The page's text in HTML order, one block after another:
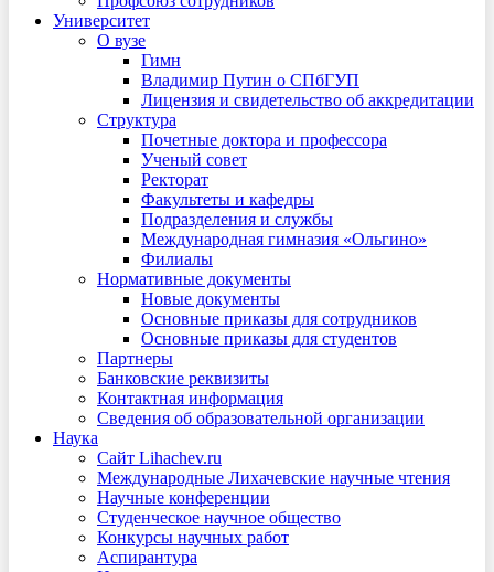
Университет
О вузе
Гимн
Владимир Путин о СПбГУП
Лицензия и свидетельство об аккредитации
Структура
Почетные доктора и профессора
Ученый совет
Ректорат
Факультеты и кафедры
Подразделения и службы
Международная гимназия «Ольгино»
Филиалы
Нормативные документы
Новые документы
Основные приказы для сотрудников
Основные приказы для студентов
Партнеры
Банковские реквизиты
Контактная информация
Сведения об образовательной организации
Наука
Сайт Lihachev.ru
Международные Лихачевские научные чтения
Научные конференции
Студенческое научное общество
Конкурсы научных работ
Аспирантура